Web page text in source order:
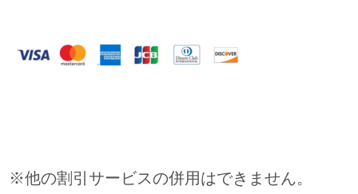
※他の割引サービスの併用はできません。